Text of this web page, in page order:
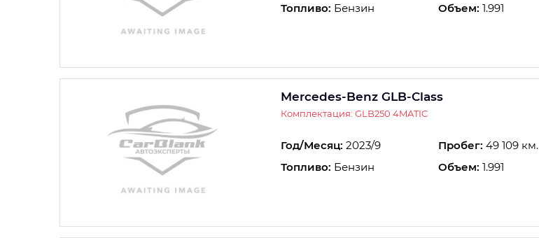
Топливо: Бензин Объем: 1.991
Mercedes-Benz GLB-Class
Комплектация: GLB250 4MATIC
Год/Месяц: 2023/9 Пробег: 49 109 км.
Топливо: Бензин Объем: 1.991